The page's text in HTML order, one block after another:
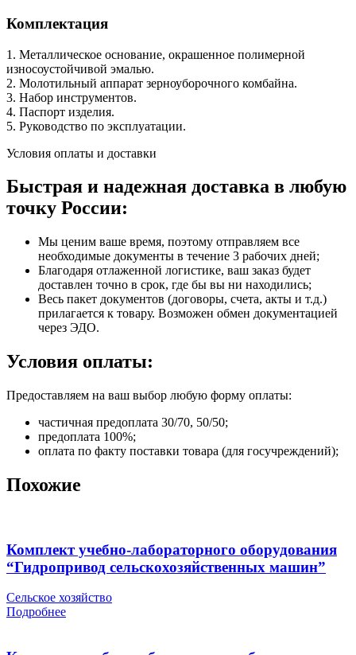
Комплектация
1. Металлическое основание, окрашенное полимерной
износоустойчивой эмалью.
2. Молотильный аппарат зерноуборочного комбайна.
3. Набор инструментов.
4. Паспорт изделия.
5. Руководство по эксплуатации.
Условия оплаты и доставки
Быстрая и надежная доставка в любую
точку России:
Мы ценим ваше время, поэтому отправляем все
необходимые документы в течение 3 рабочих дней;
Благодаря отлаженной логистике, ваш заказ будет
доставлен точно в срок, где бы вы ни находились;
Весь пакет документов (договоры, счета, акты и т.д.)
прилагается к товару. Возможен обмен документацией
через ЭДО.
Условия оплаты:
Предоставляем на ваш выбор любую форму оплаты:
частичная предоплата 30/70, 50/50;
предоплата 100%;
оплата по факту поставки товара (для госучреждений);
Похожие
Комплект учебно-лабораторного оборудования
“Гидропривод сельскохозяйственных машин”
Сельское хозяйство
Подробнее